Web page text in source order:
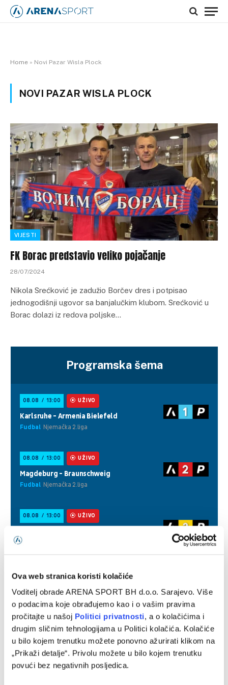
Ova web stranica koristi kolačiće
Voditelj obrade ARENA SPORT BH d.o.o. Sarajevo. Više
o podacima koje obrađujemo kao i o vašim pravima
pročitajte u našoj Politici privatnosti, a o kolačićima i
drugim sličnim tehnologijama u Politici kolačića. Kolačiće
u bilo kojem trenutku možete ponovno ažurirati klikom na
„Prikaži detalje“. Privolu možete u bilo kojem trenutku
povući bez negativnih posljedica.
Home » Novi Pazar Wisla Plock
NOVI PAZAR WISLA PLOCK
VIJESTI
FK Borac predstavio veliko pojačanje
28/07/2024
Nikola Srećković je zadužio Borčev dres i potpisao
jednogodišnji ugovor sa banjalučkim klubom. Srećković u
Borac dolazi iz redova poljske…
Programska šema